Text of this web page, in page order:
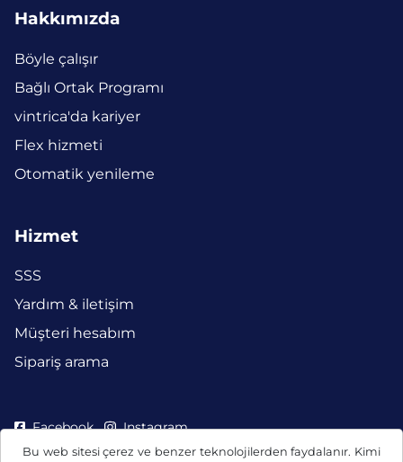
Bu web sitesi çerez ve benzer teknolojilerden faydalanır. Kimi
Hakkımızda
Böyle çalışır
Bağlı Ortak Programı
vintrica'da kariyer
Flex hizmeti
Otomatik yenileme
Hizmet
SSS
Yardım & iletişim
Müşteri hesabım
Sipariş arama
Facebook Instagram